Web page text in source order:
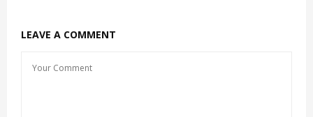
LEAVE A COMMENT